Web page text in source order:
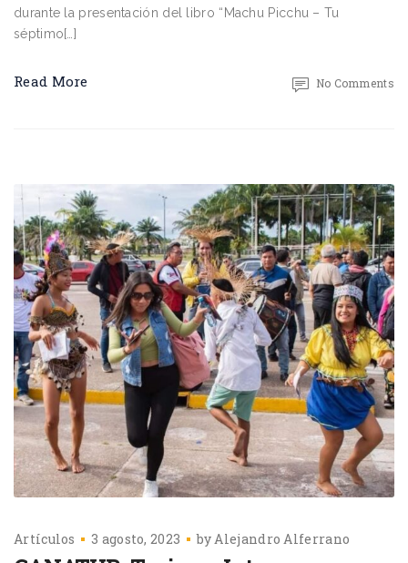
durante la presentación del libro “Machu Picchu – Tu
séptimo[…]
Read More No Comments
Artículos 3 agosto, 2023 byAlejandro Alferrano